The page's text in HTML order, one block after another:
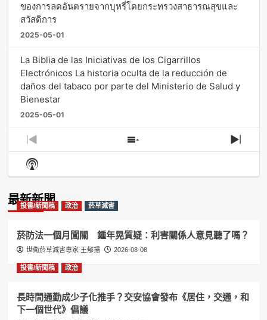
ของการลดอันตรายจากบุหรี่โดยกระทรวงสาธารณสุขและ
สวัสดิการ
2025-05-01
La Biblia de las Iniciativas de los Cigarrillos
Electrónicos La historia oculta de la reducción de
daños del tabaco por parte del Ministerio de Salud y
Bienestar
2025-05-01
Previous
Episode
Show
Episodes
Next
Show
Podcast
最新新聞
投書/新聞稿 政治 菸草減害
菸防法一個月闖關 鍾年晃質疑：利害關係人意見聽了嗎？
世衛菸草減害專家 王郁揚 2026-08-08
投書/新聞稿 政治
長時間通勤成少子化推手？交安協會發布《居住，交通，和
下一個世代》倡議